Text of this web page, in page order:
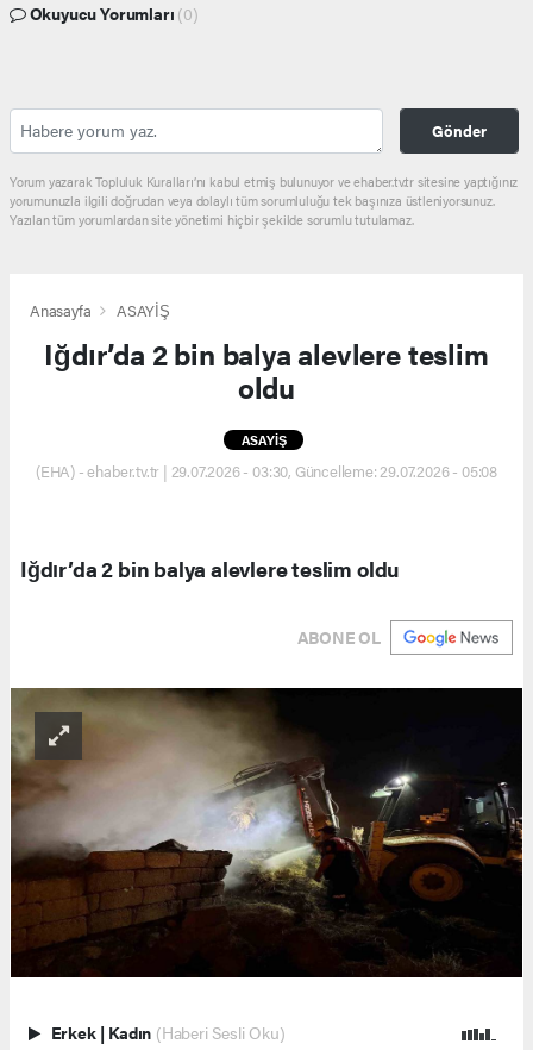
Okuyucu Yorumları (0)
Gönder
Yorum yazarak Topluluk Kuralları’nı kabul etmiş bulunuyor ve ehaber.tv.tr sitesine yaptığınız
yorumunuzla ilgili doğrudan veya dolaylı tüm sorumluluğu tek başınıza üstleniyorsunuz.
Yazılan tüm yorumlardan site yönetimi hiçbir şekilde sorumlu tutulamaz.
Anasayfa ASAYİŞ
Iğdır’da 2 bin balya alevlere teslim
oldu
ASAYİŞ
(EHA) - ehaber.tv.tr | 29.07.2026 - 03:30, Güncelleme: 29.07.2026 - 05:08
Iğdır’da 2 bin balya alevlere teslim oldu
ABONE OL
Erkek | Kadın (Haberi Sesli Oku)